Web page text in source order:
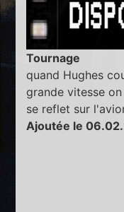
Tournage
quand Hughes
grande vitesse
se reflet sur
Ajoutée le